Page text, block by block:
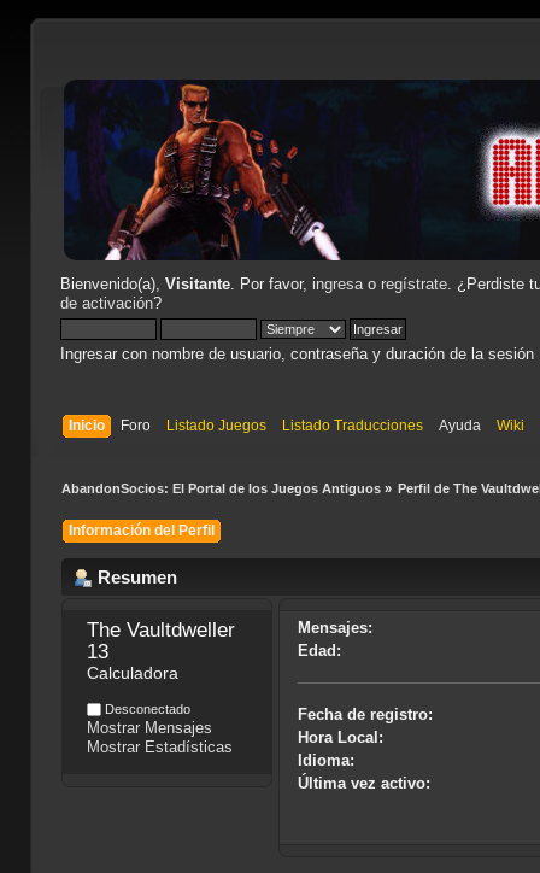
Bienvenido(a), Visitante. Por favor, ingresao regístrate. ¿Perdiste
de activación?
Ingresar con nombre de usuario, contraseña y duración de la sesión
Inicio Foro Listado Juegos Listado Traducciones Ayuda Wiki
AbandonSocios: El Portal de los Juegos Antiguos» Perfil de The
Información del Perfil
Resumen
The Vaultdweller
13
Calculadora
Desconectado
Mostrar Mensajes
Mostrar Estadísticas
Mensajes:
Edad:
Fecha de registro:
Hora Local:
Idioma:
Última vez activo: